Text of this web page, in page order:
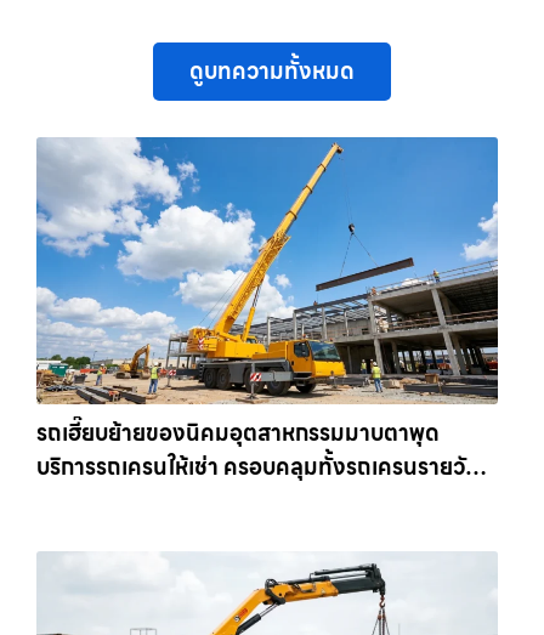
ดูบทความทั้งหมด
รถเฮี๊ยบย้ายของนิคมอุตสาหกรรมมาบตาพุด
บริการรถเครนให้เช่า ครอบคลุมทั้งรถเครนรายวัน